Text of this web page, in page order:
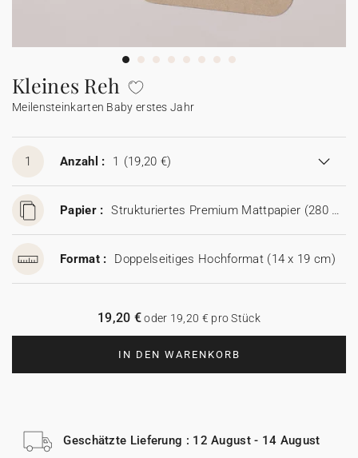
Aufkleber für Einwegkamera
Mini Glasflasche
Baumwollsäckchen
Seife
Mini Glasflasche
Alle digitalen Karten
Alle Geschenkkarten
Gutscheincodes
Mini Glasflasche
Baumwollsäckchen
Kleines Reh
Meilensteinkarten Baby erstes Jahr
1 Anzahl : 1 (19,20 €)
Papier : Strukturiertes Premium Mattpapier (280 g/m²)
Format : Doppelseitiges Hochformat (14 x 19 cm)
IN DEN WARENKORB
19,20 €oder 19,20 € pro Stück
Geschätzte Lieferung : 12 August - 14 August